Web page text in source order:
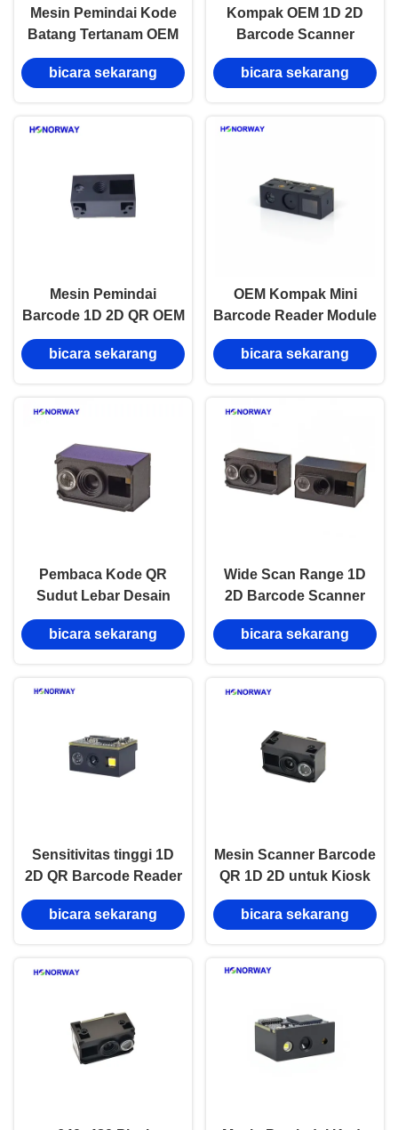
Mesin Pemindai Kode
Batang Tertanam OEM
QR Kode Batang Pindai
Mesin Anti Silau
bicara sekarang
Kompak OEM 1D 2D
Barcode Scanner
Engine QR Code
Reader Module 0.3MP
bicara sekarang
Mesin Pemindai
Barcode 1D 2D QR OEM
Dengan TTL USB Untuk
Supermarket Ritel
bicara sekarang
OEM Kompak Mini
Barcode Reader Module
UART 3.3V Pasokan
6.8mm Ketebalan
bicara sekarang
Pembaca Kode QR
Sudut Lebar Desain
Mesin Tiket Mesin
Pindai Barcode 1D 2D
bicara sekarang
Wide Scan Range 1D
2D Barcode Scanner
Engine Autosens
Programmable Barcode
bicara sekarang
Sensitivitas tinggi 1D
2D QR Barcode Reader
Module Anti Sunshine
Barcode Scan Engine
bicara sekarang
Mesin Scanner Barcode
QR 1D 2D untuk Kiosk
dan Mesin IoT
bicara sekarang